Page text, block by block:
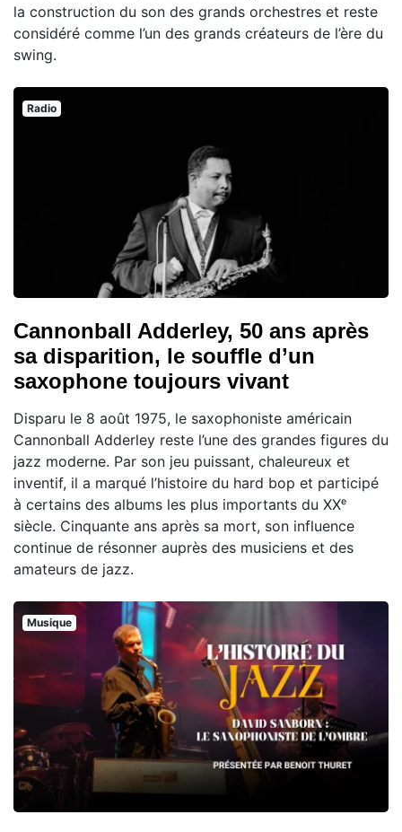
la construction du son des grands orchestres et reste
considéré comme l’un des grands créateurs de l’ère du
swing.
Radio
Cannonball Adderley, 50 ans après
sa disparition, le souffle d’un
saxophone toujours vivant
Disparu le 8 août 1975, le saxophoniste américain
Cannonball Adderley reste l’une des grandes figures du
jazz moderne. Par son jeu puissant, chaleureux et
inventif, il a marqué l’histoire du hard bop et participé
à certains des albums les plus importants du XXᵉ
siècle. Cinquante ans après sa mort, son influence
continue de résonner auprès des musiciens et des
amateurs de jazz.
Musique